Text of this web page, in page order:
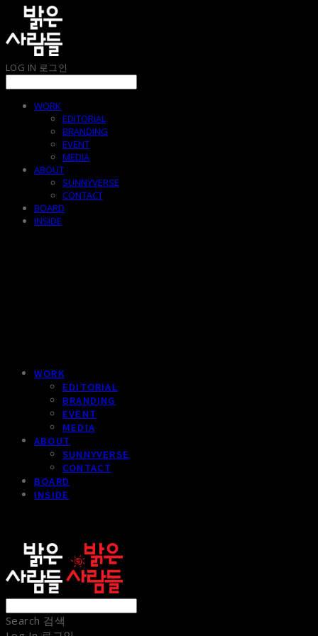
LOG IN 로그인
WORK
EDITORIAL
BRANDING
EVENT
MEDIA
ABOUT
SUNNYVERSE
CONTACT
BOARD
INSIDE
WORK
EDITORIAL
BRANDING
EVENT
MEDIA
ABOUT
SUNNYVERSE
CONTACT
BOARD
INSIDE
Search 검색